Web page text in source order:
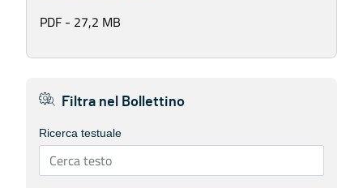
PDF - 27,2 MB
Filtra nel Bollettino
Ricerca testuale